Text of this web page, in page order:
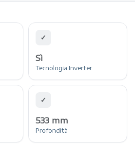
✓
Sì
Tecnologia Inverter
✓
533 mm
Profondità